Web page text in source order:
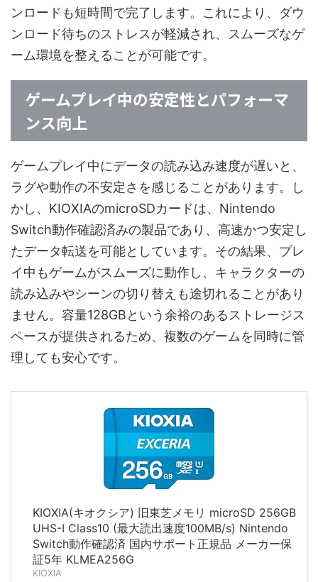
ンロードも短時間で完了します。これにより、ダウ
ンロード待ちのストレスが軽減され、スムーズなゲ
ーム環境を整えることが可能です。
ゲームプレイ中の安定性とパフォーマ
ンス向上
ゲームプレイ中にデータの読み込み速度が遅いと、
ラグや動作の不安定さを感じることがあります。し
かし、KIOXIAのmicroSDカードは、Nintendo
Switch動作確認済みの製品であり、高速かつ安定し
たデータ転送を可能としています。その結果、プレ
イ中もゲームがスムーズに動作し、キャラクターの
読み込みやシーンの切り替えも途切れることがあり
ません。容量128GBという余裕のあるストレージス
ペースが提供されるため、複数のゲームを同時に管
理しても安心です。
KIOXIA(キオクシア) 旧東芝メモリ microSD 256GB
UHS-I Class10 (最大読出速度100MB/s) Nintendo
Switch動作確認済 国内サポート正規品 メーカー保
証5年 KLMEA256G
KIOXIA